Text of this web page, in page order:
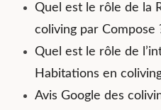
Quel est le rôle de la
coliving par Compose
Quel est le rôle de
Habitations en
Avis Google des